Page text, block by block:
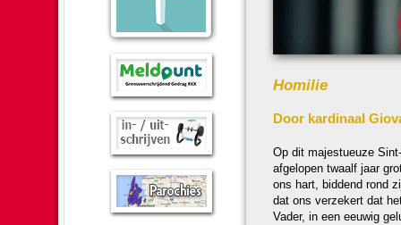
Homilie
Door kar­di­naal
Op dit majestueuze
afgelopen twaalf jaar
ons hart, bid­dend rond
dat ons verzekert dat
Vader, in een eeuwig